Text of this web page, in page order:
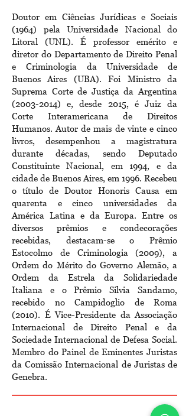
Doutor em Ciências Jurídicas e Sociais
(1964) pela Universidade Nacional do
Litoral (UNL). É professor emérito e
diretor do Departamento de Direito Penal
e Criminologia da Universidade de
Buenos Aires (UBA). Foi Ministro da
Suprema Corte de Justiça da Argentina
(2003-2014) e, desde 2015, é Juiz da
Corte Interamericana de Direitos
Humanos. Autor de mais de vinte e cinco
livros, desempenhou a magistratura
durante décadas, sendo Deputado
Constituinte Nacional, em 1994, e da
cidade de Buenos Aires, em 1996. Recebeu
o título de Doutor Honoris Causa em
quarenta e cinco universidades da
América Latina e da Europa. Entre os
diversos prêmios e condecorações
recebidas, destacam-se o Prêmio
Estocolmo de Criminologia (2009), a
Ordem do Mérito do Governo Alemão, a
Ordem da Estrela da Solidariedade
Italiana e o Prêmio Silvia Sandamo,
recebido no Campidoglio de Roma
(2010). É Vice-Presidente da Associação
Internacional de Direito Penal e da
Sociedade Internacional de Defesa Social.
Membro do Painel de Eminentes Juristas
da Comissão Internacional de Juristas de
Genebra.